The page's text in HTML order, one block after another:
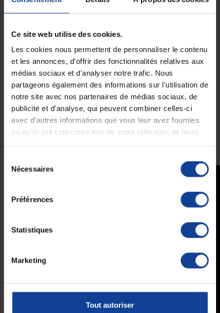
Ce site web utilise des cookies.
Les cookies nous permettent de personnaliser le contenu
et les annonces, d'offrir des fonctionnalités relatives aux
médias sociaux et d'analyser notre trafic. Nous
partageons également des informations sur l'utilisation de
notre site avec nos partenaires de médias sociaux, de
publicité et d'analyse, qui peuvent combiner celles-ci
avec d'autres informations que vous leur avez fournies
ou qu'ils ont collectées lors de votre utilisation de leurs
Nécessaires
Préférences
Statistiques
Marketing
Tout autoriser
Technologie LED HQ HEINE: une
Durée de vie prolongée: une LED qui dure quasiment à vie
: amorti après seulement
3 remplacements
d’ampoules XHL
Économie d’énergie: consommation électrique réduite pour
unemeilleure autonomie des piles ou batteries
Respect de l’environnement
: moins de déchets de piles
grâce à des cycles de charge espacés
Sans entretien: fiable, robuste et toujours opérationnel
En utilisantla pièce de rechange d'origine HEINE, vous conservez